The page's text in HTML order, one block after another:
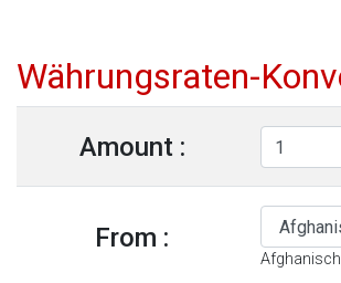
Währungsraten-
Amount :
From :